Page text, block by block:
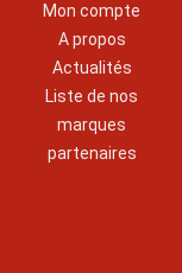
Mon compte
A propos
Actualités
Liste de nos
marques
partenaires